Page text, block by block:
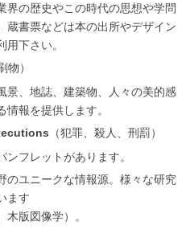
界の歴史やこの時代の思想や学問
蔵書票などは本の出所やデザイン
用下さい。
物）
景、地誌、建築物、人々の美的感
報を提供します。
（犯罪、殺人、刑罰）
ンフレットがあります。
のユニークな情報源。様々な研究
ます
木版図像学）。